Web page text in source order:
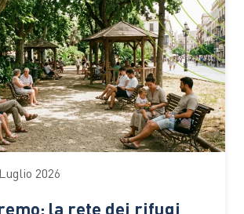
2026
la rete dei rifugi